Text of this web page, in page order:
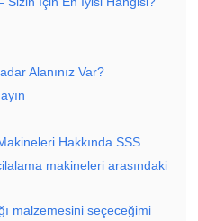
Alanınız Var?
Hakkında SSS
makineleri arasındaki
malzemesini seçeceğimi